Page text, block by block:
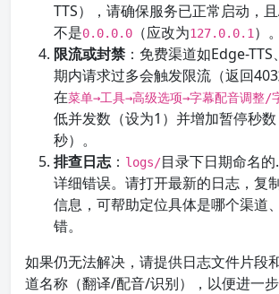
TTS），请确保服务已正常启动，
不是0.0.0.0 （应改为127.0.0.1 ）。
限流或封禁 ：免费渠道如Edge-
期内请求过多会触发限流（返回
在菜单→工具→高级选项→字幕配音调整/
低并发数（设为1）并增加暂停秒
秒）。
排查日志： logs/目录下日期命名
详细错误。请打开最新的日志，复
信息，可帮助定位具体是哪个渠道
错。
如果仍无法解决，请提供日志文件片段
道名称（翻译/配音/识别），以便进一步